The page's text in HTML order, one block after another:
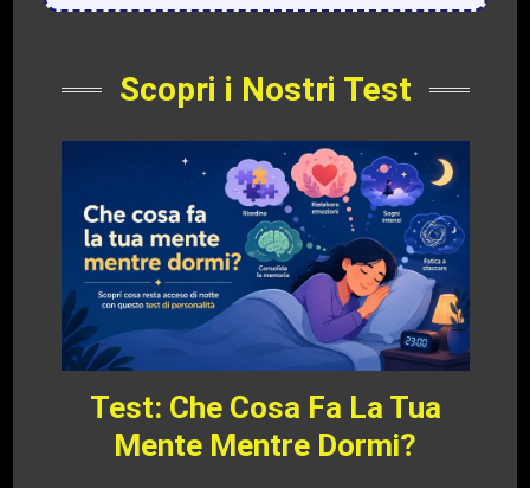
Scopri i Nostri Test
Test: Che Cosa Fa La Tua
Mente Mentre Dormi?